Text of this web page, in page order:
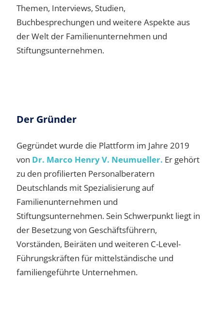
Themen, Interviews, Studien,
Buchbesprechungen und weitere Aspekte aus
der Welt der Familienunternehmen und
Stiftungsunternehmen.
Der Gründer
Gegründet wurde die Plattform im Jahre 2019
von Dr. Marco Henry V. Neumueller. Er gehört
zu den profilierten Personalberatern
Deutschlands mit Spezialisierung auf
Familienunternehmen und
Stiftungsunternehmen. Sein Schwerpunkt liegt in
der Besetzung von Geschäftsführern,
Vorständen, Beiräten und weiteren C-Level-
Führungskräften für mittelständische und
familiengeführte Unternehmen.